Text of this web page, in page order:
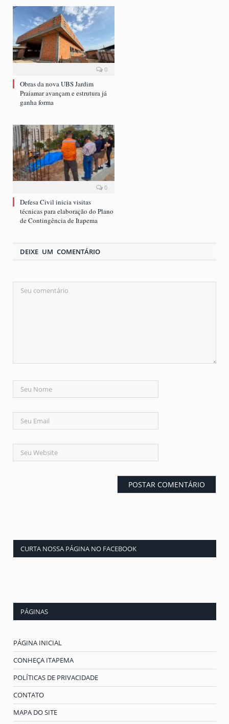
0
Obras da nova UBS Jardim
Praiamar avançam e estrutura já
ganha forma
0
Defesa Civil inicia visitas
técnicas para elaboração do Plano
de Contingência de Itapema
DEIXE UM COMENTÁRIO
CURTA NOSSA PÁGINA NO FACEBOOK
PÁGINAS
PÁGINA INICIAL
CONHEÇA ITAPEMA
POLÍTICAS DE PRIVACIDADE
CONTATO
MAPA DO SITE